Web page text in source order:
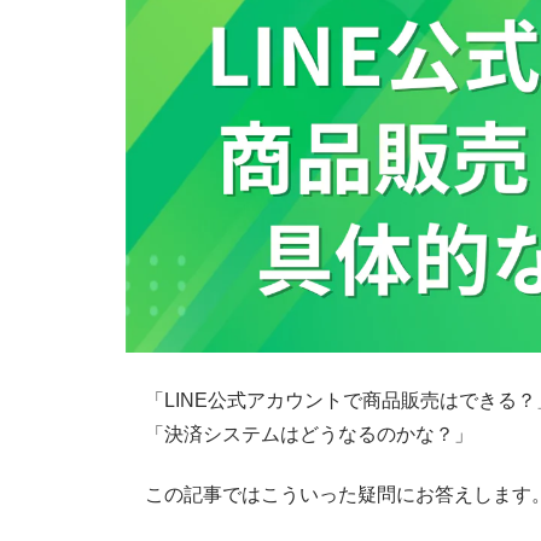
「LINE公式アカウントで商品販売はできる？
「決済システムはどうなるのかな？」
この記事ではこういった疑問にお答えします